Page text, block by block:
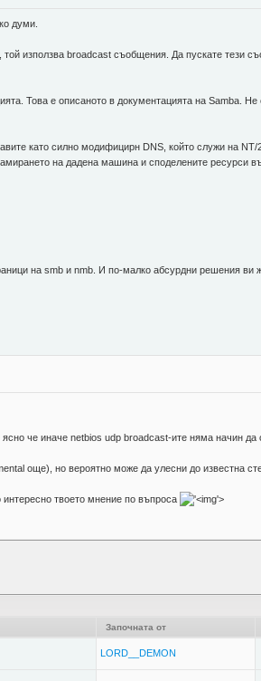
думи.
той използва broadcast съобщения. Да пускате тези
Това е описаното в документацията на Samba.
като силно модифицирн DNS, който служи на
на дадена машина и споделените ресурси
на smb и nmb. И по-малко абсурдни решения ви
че иначе netbios udp broadcast-ите няма начин да
още), но вероятно може да улесни до известна
твоето мнение по въпроса '>
Започната от
LORD__DEMON